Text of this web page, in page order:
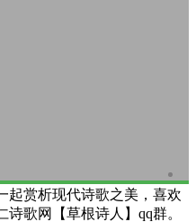
起赏析现代诗歌之美，喜欢
歌网【草根诗人】qq群。